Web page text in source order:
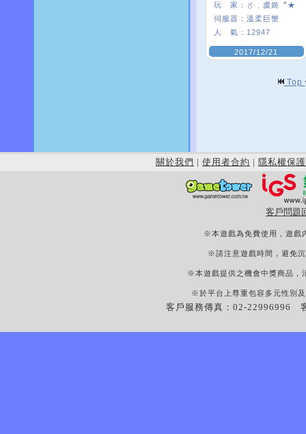
玩 家：
〥﹑虞姬〞★
伺服器： 溫柔巨蟹
人 氣： 12947
2017/12/21
Top
關於我們 | 使用者合約 | 隱私權保護
客戶問題
※本遊戲為免費使用，遊戲
※請注意遊戲時間，避免
※本遊戲提供之機會中獎商品，
※於平台上尊重包容多元性別
客戶服務傳真：02-22996996